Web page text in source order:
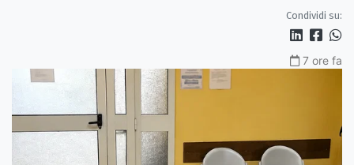
Condividi su:
7 ore fa